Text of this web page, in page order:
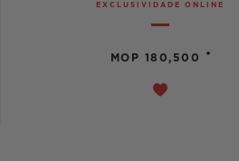
EXCLUSIVIDADE ONLINE
MOP 180,500 •